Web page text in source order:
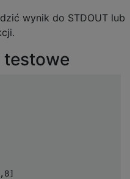
wynik do STDOUT lub
testowe